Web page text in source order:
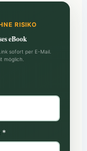
RISIKO
eBook
sofort per E-Mail.
möglich.
*